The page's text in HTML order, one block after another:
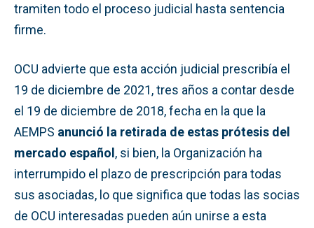
tramiten todo el proceso judicial hasta sentencia
firme.
OCU advierte que esta acción judicial prescribía el
19 de diciembre de 2021, tres años a contar desde
el 19 de diciembre de 2018, fecha en la que la
AEMPS anunció la retirada de estas prótesis del
mercado español, si bien, la Organización ha
interrumpido el plazo de prescripción para todas
sus asociadas, lo que significa que todas las socias
de OCU interesadas pueden aún unirse a esta